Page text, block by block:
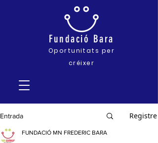
Fundació Bara
Oportunitats per
créixer
Entrada Registre
FUNDACIÓ MN FREDERIC BARA